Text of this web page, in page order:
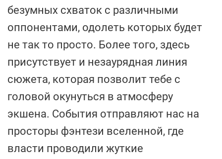
безумных схваток с различными
оппонентами, одолеть которых будет
не так то просто. Более того, здесь
присутствует и незаурядная линия
сюжета, которая позволит тебе с
головой окунуться в атмосферу
экшена. События отправляют нас на
просторы фэнтези вселенной, где
власти проводили жуткие